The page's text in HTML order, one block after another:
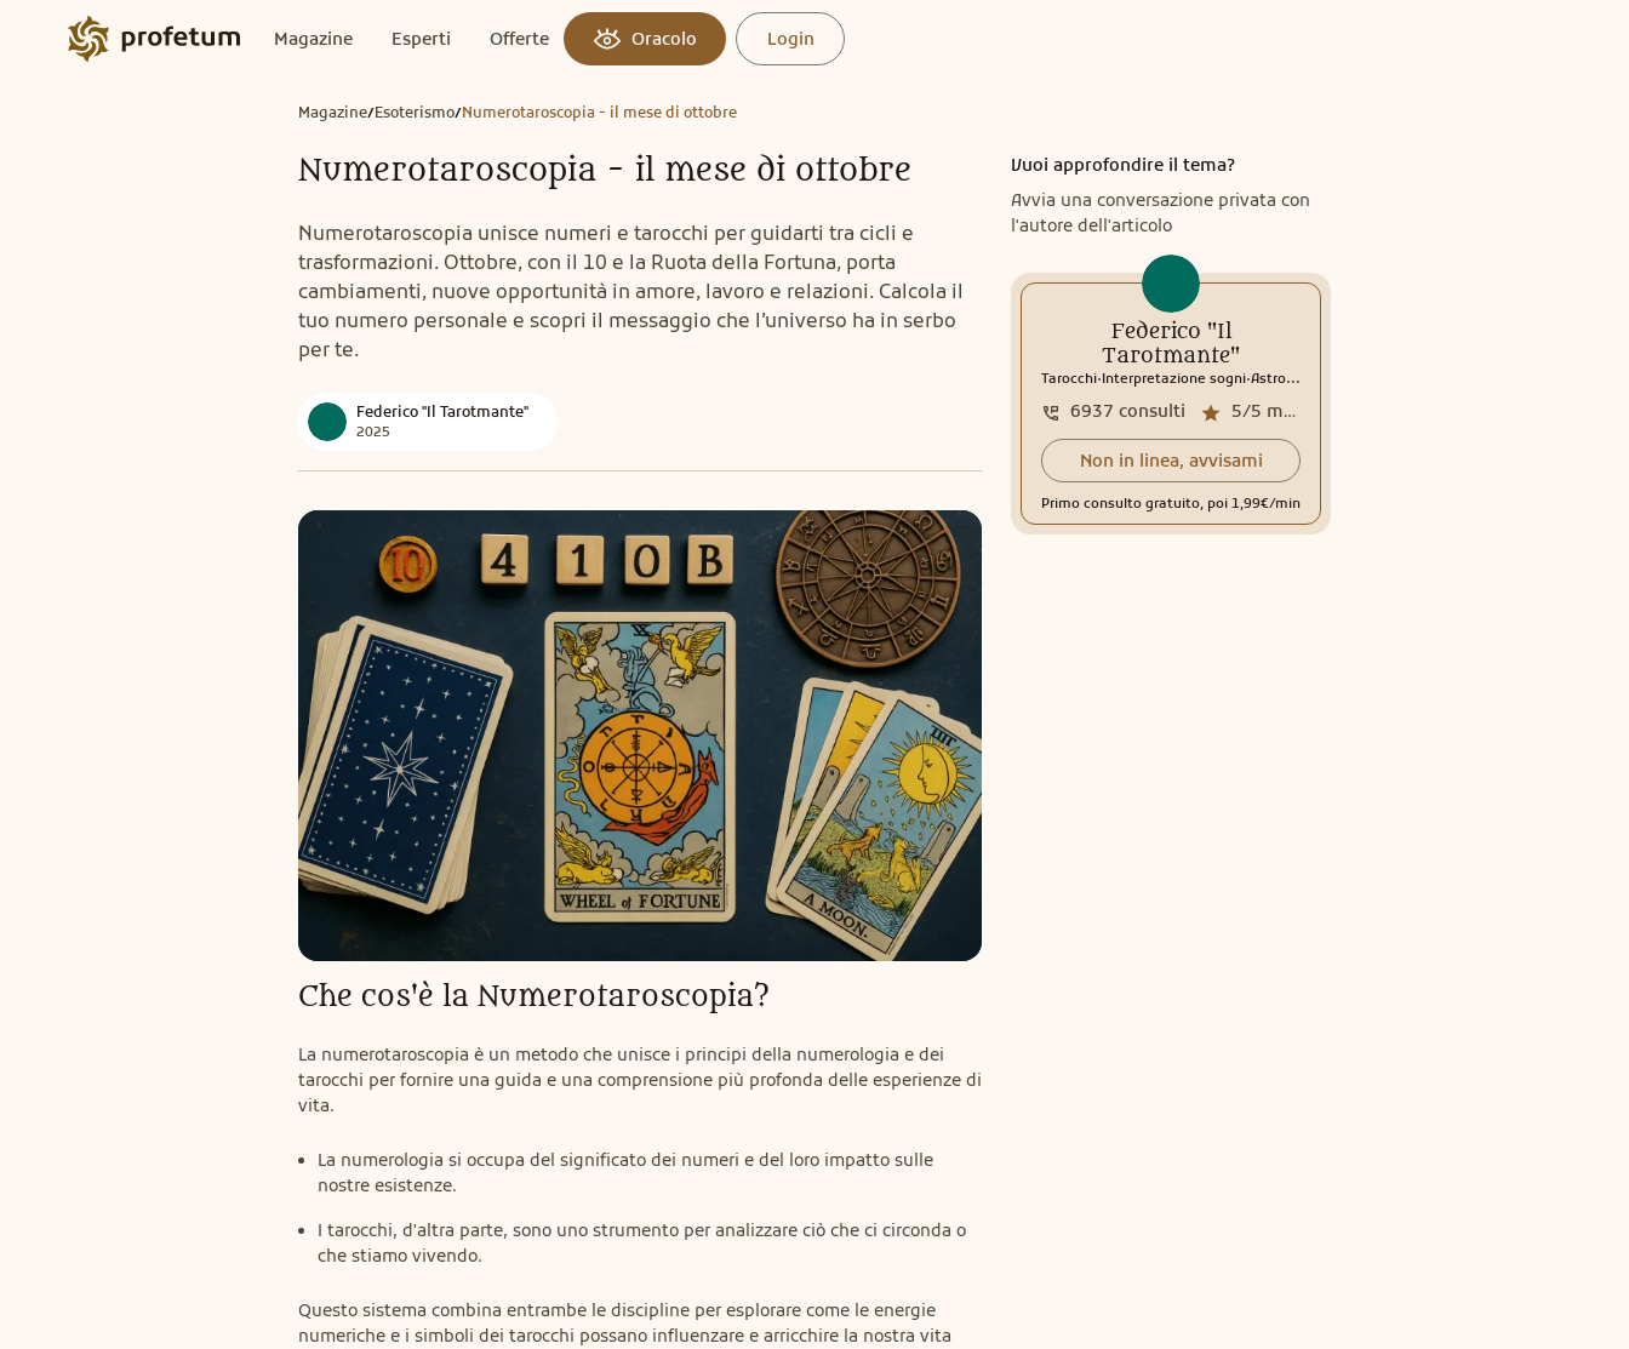
Magazine Esperti Offerte Oracolo Login
Magazine/Esoterismo/Numerotaroscopia - il mese di ottobre
Numerotaroscopia - il mese di ottobre
Numerotaroscopia unisce numeri e tarocchi per guidarti tra cicli e
trasformazioni. Ottobre, con il 10 e la Ruota della Fortuna, porta
cambiamenti, nuove opportunità in amore, lavoro e relazioni. Calcola il
tuo numero personale e scopri il messaggio che l’universo ha in serbo
per te.
Federico "Il Tarotmante"
2025
Che cos'è la Numerotaroscopia?
La numerotaroscopia è un metodo che unisce i principi della numerologia e dei
tarocchi per fornire una guida e una comprensione più profonda delle esperienze di
vita.
La numerologia si occupa del significato dei numeri e del loro impatto sulle
nostre esistenze.
I tarocchi, d'altra parte, sono uno strumento per analizzare ciò che ci circonda o
che stiamo vivendo.
Questo sistema combina entrambe le discipline per esplorare come le energie
numeriche e i simboli dei tarocchi possano influenzare e arricchire la nostra vita
Vuoi approfondire il tema?
Avvia una conversazione privata con
l'autore dell'articolo
Federico "Il
Tarotmante"
Tarocchi.Interpretazione sogni.Astrologia
5/5 media recensioni
6937 consulti
Non in linea, avvisami
Primo consulto gratuito, poi 1,99€/min